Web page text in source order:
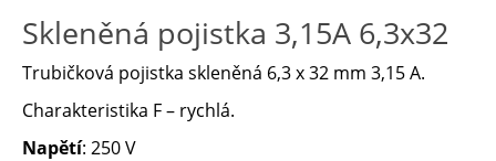
Skleněná pojistka 3,15A 6,3x32
Trubičková pojistka skleněná 6,3 x 32 mm 3,15 A.
Charakteristika F – rychlá.
Napětí: 250 V